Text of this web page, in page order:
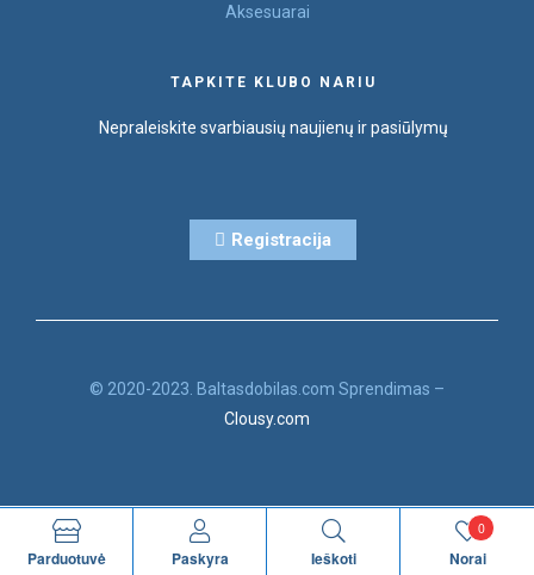
Aksesuarai
TAPKITE KLUBO NARIU
Nepraleiskite svarbiausių naujienų ir pasiūlymų
Registracija
© 2020-2023. Baltasdobilas.com Sprendimas –
Clousy.com
Parduotuvė Paskyra Ieškoti Norai
0